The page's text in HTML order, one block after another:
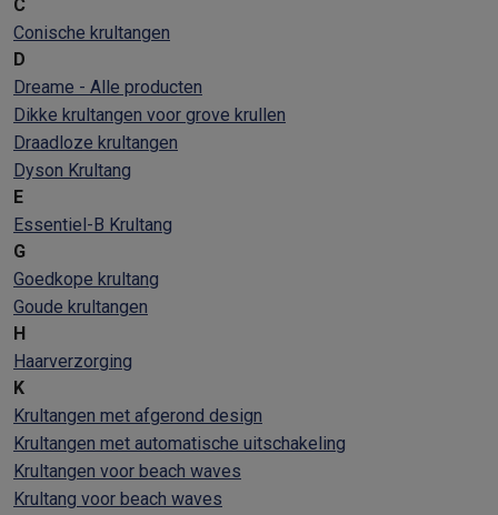
C
Conische krultangen
D
Dreame - Alle producten
Dikke krultangen voor grove krullen
Draadloze krultangen
Dyson Krultang
E
Essentiel-B Krultang
G
Goedkope krultang
Goude krultangen
H
Haarverzorging
K
Krultangen met afgerond design
Krultangen met automatische uitschakeling
Krultangen voor beach waves
Krultang voor beach waves